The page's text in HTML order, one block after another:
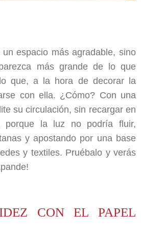
espacio más agradable, sino
más grande de lo que
que, a la hora de decorar la
con ella. ¿Cómo? Con una
su circulación, sin recargar en
porque la luz no podría fluir,
y apostando por una base
y textiles. Pruébalo y verás
CON EL PAPEL